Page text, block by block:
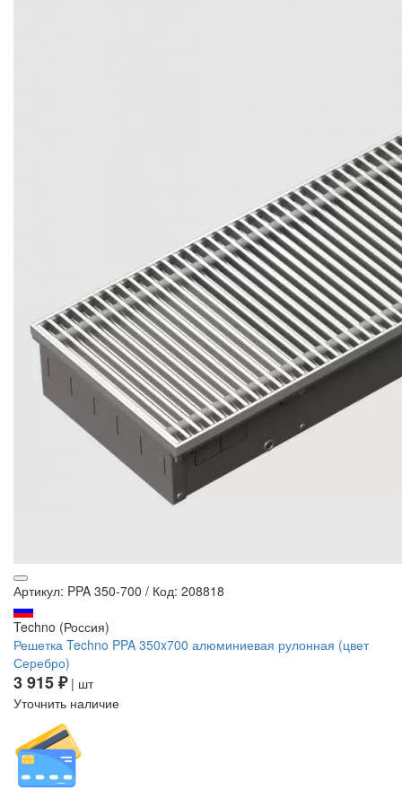
Артикул: PPA 350-700 / Код: 208818
Techno (Россия)
Решетка Techno PPA 350x700 алюминиевая рулонная (цвет
Серебро)
3 915 ₽| шт
Уточнить наличие